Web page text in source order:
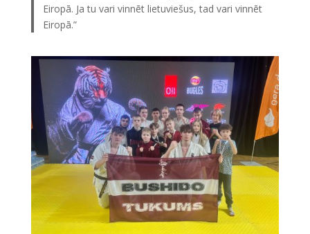
Eiropā. Ja tu vari vinnēt lietuviešus, tad vari vinnēt
Eiropā.”